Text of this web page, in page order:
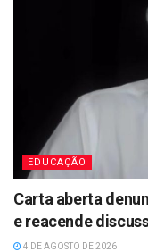
EDUCAÇÃO
Carta aberta
e reacende
4 DE AGOSTO DE 2026